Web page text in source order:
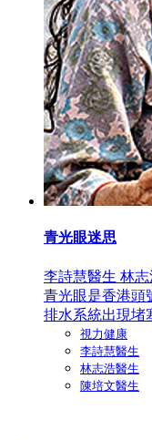
青光眼迷思
李詩慧醫生 林
青光眼是香港頭
排水系統出現堵
視力健康
李詩慧醫生
林志浩醫生
陳培文醫生